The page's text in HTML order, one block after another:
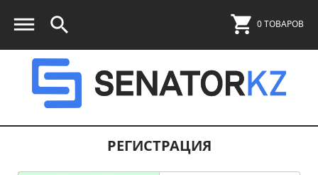
0 ТОВАРОВ
РЕГИСТРАЦИЯ